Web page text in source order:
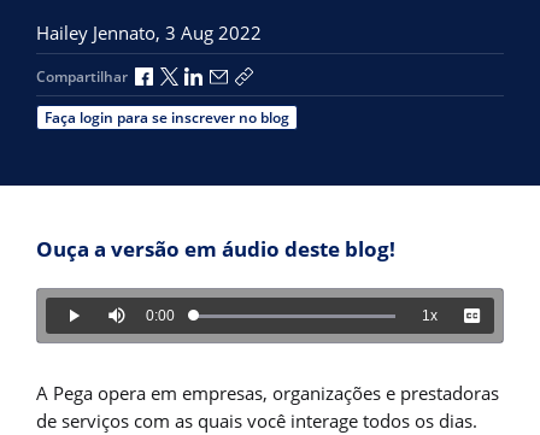
Hailey Jennato, 3 Aug 2022
Compartilhar Compartilhar no Facebook
Compartilhar no X
Compartilhar no LinkedIn
Compartilhar por e-mail
Copiar link de compartilhamento
Faça login para se inscrever no blog
Ouça a versão em áudio deste blog!
Tocar
Mudo
Tempo
0:00 Carregado:
2.19%
1xVelocidadeLegendas
A Pega opera em empresas, organizações e prestadoras
de serviços com as quais você interage todos os dias.